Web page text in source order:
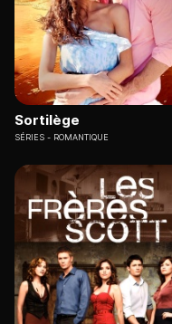
Sortilège
SÉRIES ROMANTIQUE